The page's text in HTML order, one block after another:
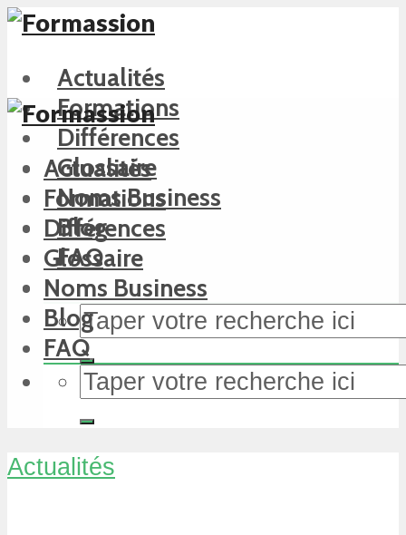
Actualités
Formations
Différences
Glossaire
Noms Business
Blog
FAQ
Actualités
Formations
Différences
Glossaire
Noms Business
Blog
FAQ
Actualités